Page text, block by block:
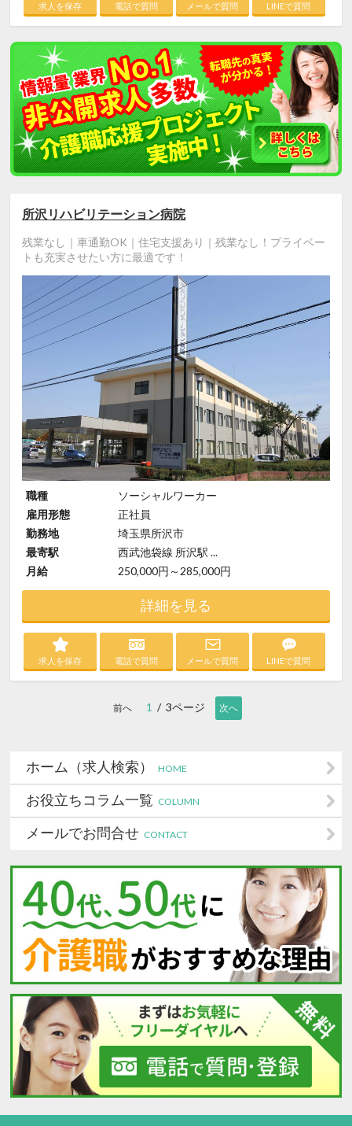
求人を保存 電話で質問 メールで質問 LINEで質問
所沢リハビリテーション病院
残業なし｜車通勤OK｜住宅支援あり｜残業なし！プライベー
トも充実させたい方に最適です！
職種
ソーシャルワーカー
雇用形態
正社員
勤務地
埼玉県所沢市
最寄駅
西武池袋線 所沢駅 ...
月給
250,000円～285,000円
詳細を見る
求人を保存 電話で質問 メールで質問 LINEで質問
前へ 1 / 3ページ 次へ
ホーム（求人検索）HOME
お役立ちコラム一覧 COLUMN
メールでお問合せ CONTACT